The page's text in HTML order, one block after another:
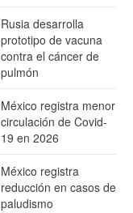
Rusia desarrolla
prototipo de vacuna
contra el cáncer de
pulmón
México registra menor
circulación de Covid-
19 en 2026
México registra
reducción en casos de
paludismo